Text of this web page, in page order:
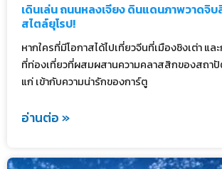
เดินเล่น ถนนหลงเจียง ดินแดนภาพวาดจิ
สไตล์ยุโรป!
หากใครที่มีโอกาสได้ไปเที่ยวจีนที่เมืองชิงเต่า แ
ที่ท่องเที่ยวที่ผสมผสานความคลาสสิกของสถาปั
แก่ เข้ากับความน่ารักของการ์ตู
อ่านต่อ »